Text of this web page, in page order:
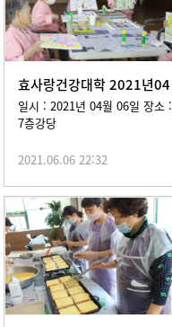
효사랑건강대학 2021년04
월 06일
일시 : 2021년 04월 06일 장소 :
7층강당
2021.06.06 22:32